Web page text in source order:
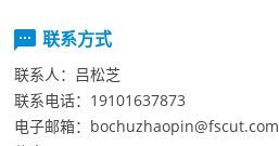
联系方式
联系人： 吕松芝
联系电话： 19101637873
电子邮箱： bochuzhaopin@fscut.com